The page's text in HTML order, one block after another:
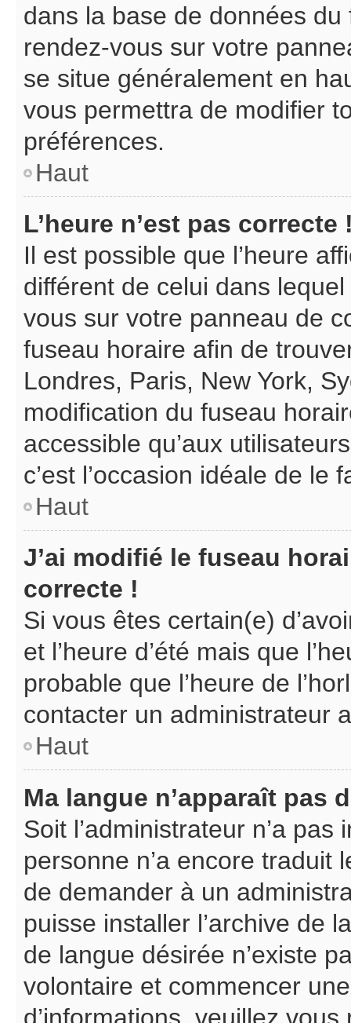
dans la base de données
rendez-vous sur votre
se situe généralement en
vous permettra de modifier
préférences.
Haut
L’heure n’est pas correcte
Il est possible que l’heure
différent de celui dans
vous sur votre panneau de
fuseau horaire afin de
Londres, Paris, New York,
modification du fuseau
accessible qu’aux
c’est l’occasion idéale de le
Haut
J’ai modifié le fuseau
correcte !
Si vous êtes certain(e)
et l’heure d’été mais que
probable que l’heure de
contacter un administrateur
Haut
Ma langue n’apparaît pas
Soit l’administrateur n’a
personne n’a encore traduit
de demander à un
puisse installer l’archive de
de langue désirée n’existe
volontaire et commencer
d’informations, veuillez